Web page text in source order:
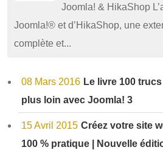
Joomla! & HikaShop
Joomla!® et d’HikaShop, une
complète et...
08 Mars 2016 Le livre 100
plus loin avec Joomla! 3
15 Avril 2015 Créez votre site
100 % pratique | Nouvelle